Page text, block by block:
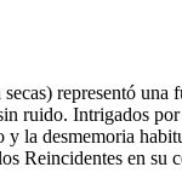
representó
ruido. Intrigados
la desmemoria
Reincidentes en su